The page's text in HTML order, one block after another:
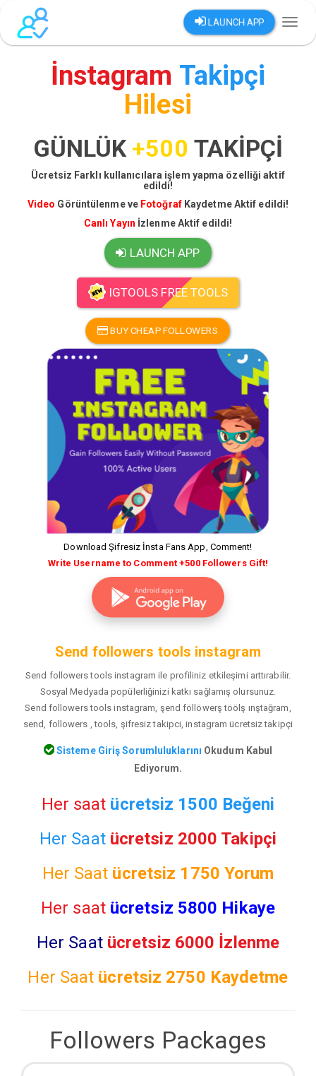
LAUNCH APP
İnstagram Takipçi
Hilesi
GÜNLÜK +500 TAKİPÇİ
Ücretsiz Farklı kullanıcılara işlem yapma özelliği aktif
edildi!
Video Görüntülenme ve Fotoğraf Kaydetme Aktif edildi!
Canlı Yayın İzlenme Aktif edildi!
LAUNCH APP
IGTOOLS FREE TOOLS
BUY CHEAP FOLLOWERS
Download Şifresiz İnsta Fans App, Comment!
Write Username to Comment +500 Followers Gift!
Send followers tools instagram
Send followers tools instagram ile profiliniz etkileşimi arttırabilir.
Sosyal Medyada popülerliğinizi katkı sağlamış olursunuz.
Send followers tools instagram, şend föllöwerş töölş ınştağram,
send, followers , tools, şifresiz takipci, instagram ücretsiz takipçi
Sisteme Giriş Sorumluluklarını Okudum Kabul
Ediyorum.
Her saat ücretsiz 1500 Beğeni
Her Saat ücretsiz 2000 Takipçi
Her Saat ücretsiz 1750 Yorum
Her saat ücretsiz 5800 Hikaye
Her Saat ücretsiz 6000 İzlenme
Her Saat ücretsiz 2750 Kaydetme
Followers Packages